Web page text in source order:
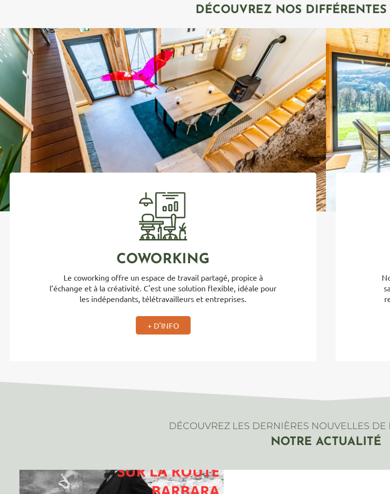
DÉCOUVREZ NOS
COWORKING
Le coworking offre un espace de travail partagé, propice à
l’échange et à la créativité. C'est une solution flexible, idéale pour
les indépendants, télétravailleurs et entreprises.
+ D'INFO
DÉCOUVREZ LES DERNIÈRES NOUVELLES DE
NOTRE ACTUALITÉ